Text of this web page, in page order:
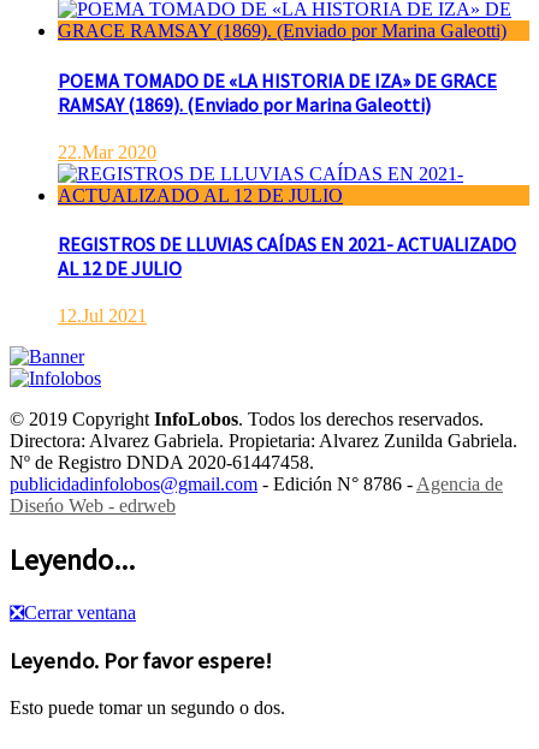
POEMA TOMADO DE «LA HISTORIA DE IZA» DE GRACE
RAMSAY (1869). (Enviado por Marina Galeotti)
22.Mar 2020
REGISTROS DE LLUVIAS CAÍDAS EN 2021- ACTUALIZADO
AL 12 DE JULIO
12.Jul 2021
© 2019 CopyrightInfoLobos. Todos los derechos reservados.
Directora: Alvarez Gabriela. Propietaria: Alvarez Zunilda Gabriela.
Nº de Registro DNDA 2020-61447458.
publicidadinfolobos@gmail.com - Edición N° 8786 -Agencia de
Diseńo Web - edrweb
Leyendo...
❎Cerrar ventana
Leyendo. Por favor espere!
Esto puede tomar un segundo o dos.